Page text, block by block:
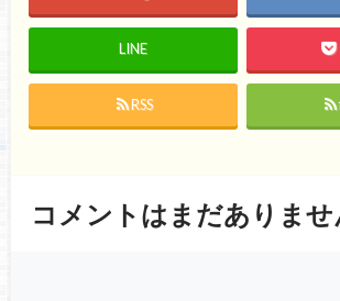
LINE
RSS
コメントはまだありませ